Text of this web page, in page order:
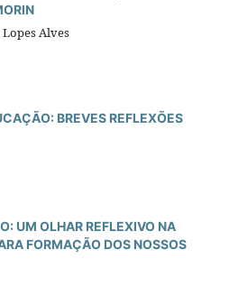
Alves
BREVES REFLEXÕES
UM OLHAR REFLEXIVO NA
FORMAÇÃO DOS NOSSOS